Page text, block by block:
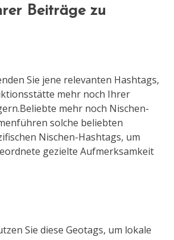
Beiträge zu
Sie jene relevanten Hashtags,
mehr noch Ihrer
mehr noch Nischen-
solche beliebten
Nischen-Hashtags, um
gezielte Aufmerksamkeit
Sie diese Geotags, um lokale